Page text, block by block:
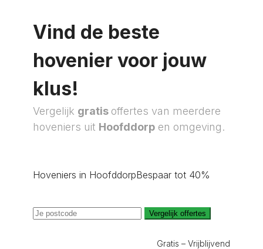
Vind de beste
hovenier voor jouw
klus!
Vergelijk gratis offertes van meerdere
hoveniers uit Hoofddorp en omgeving.
Hoveniers in HoofddorpBespaar tot 40%
Vergelijk offertes
Gratis – Vrijblijvend